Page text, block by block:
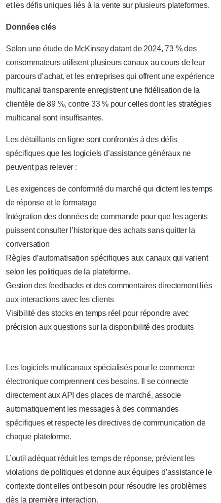
et les défis uniques liés à la vente sur plusieurs plateformes.
Données clés
Selon une étude de McKinsey datant de 2024, 73 % des
consommateurs utilisent plusieurs canaux au cours de leur
parcours d’achat, et les entreprises qui offrent une expérience
multicanal transparente enregistrent une fidélisation de la
clientèle de 89 %, contre 33 % pour celles dont les stratégies
multicanal sont insuffisantes.
Les détaillants en ligne sont confrontés à des défis
spécifiques que les logiciels d’assistance généraux ne
peuvent pas relever :
Les exigences de conformité du marché qui dictent les temps
de réponse et le formatage
Intégration des données de commande pour que les agents
puissent consulter l’historique des achats sans quitter la
conversation
Règles d’automatisation spécifiques aux canaux qui varient
selon les politiques de la plateforme.
Gestion des feedbacks et des commentaires directement liés
aux interactions avec les clients
Visibilité des stocks en temps réel pour répondre avec
précision aux questions sur la disponibilité des produits
Les logiciels multicanaux spécialisés pour le commerce
électronique comprennent ces besoins. Il se connecte
directement aux API des places de marché, associe
automatiquement les messages à des commandes
spécifiques et respecte les directives de communication de
chaque plateforme.
L’outil adéquat réduit les temps de réponse, prévient les
violations de politiques et donne aux équipes d’assistance le
contexte dont elles ont besoin pour résoudre les problèmes
dès la première interaction.